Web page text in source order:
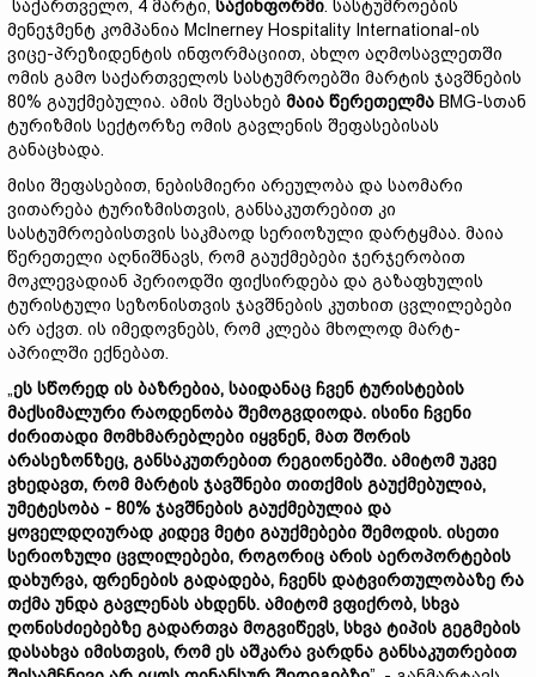
საქართველო, 4 მარტი, საქინფორმი. სასტუმროების
მენეჯმენტ კომპანია McInerney Hospitality International-ის
ვიცე-პრეზიდენტის ინფორმაციით, ახლო აღმოსავლეთში
ომის გამო საქართველოს სასტუმროებში მარტის ჯავშნების
80% გაუქმებულია. ამის შესახებ მაია წერეთელმა BMG-სთან
ტურიზმის სექტორზე ომის გავლენის შეფასებისას
განაცხადა.
მისი შეფასებით, ნებისმიერი არეულობა და საომარი
ვითარება ტურიზმისთვის, განსაკუთრებით კი
სასტუმროებისთვის საკმაოდ სერიოზული დარტყმაა. მაია
წერეთელი აღნიშნავს, რომ გაუქმებები ჯერჯერობით
მოკლევადიან პერიოდში ფიქსირდება და გაზაფხულის
ტურისტული სეზონისთვის ჯავშნების კუთხით ცვლილებები
არ აქვთ. ის იმედოვნებს, რომ კლება მხოლოდ მარტ-
აპრილში ექნებათ.
„ეს სწორედ ის ბაზრებია, საიდანაც ჩვენ ტურისტების
მაქსიმალური რაოდენობა შემოგვდიოდა. ისინი ჩვენი
ძირითადი მომხმარებლები იყვნენ, მათ შორის
არასეზონზეც, განსაკუთრებით რეგიონებში. ამიტომ უკვე
ვხედავთ, რომ მარტის ჯავშნები თითქმის გაუქმებულია,
უმეტესობა - 80% ჯავშნების გაუქმებულია და
ყოველდღიურად კიდევ მეტი გაუქმებები შემოდის. ისეთი
სერიოზული ცვლილებები, როგორიც არის აეროპორტების
დახურვა, ფრენების გადადება, ჩვენს დატვირთულობაზე რა
თქმა უნდა გავლენას ახდენს. ამიტომ ვფიქრობ, სხვა
ღონისძიებებზე გადართვა მოგვიწევს, სხვა ტიპის გეგმების
დასახვა იმისთვის, რომ ეს აშკარა ვარდნა განსაკუთრებით